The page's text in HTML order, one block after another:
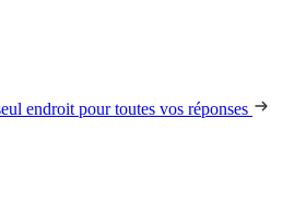
endroit pour toutes vos réponses